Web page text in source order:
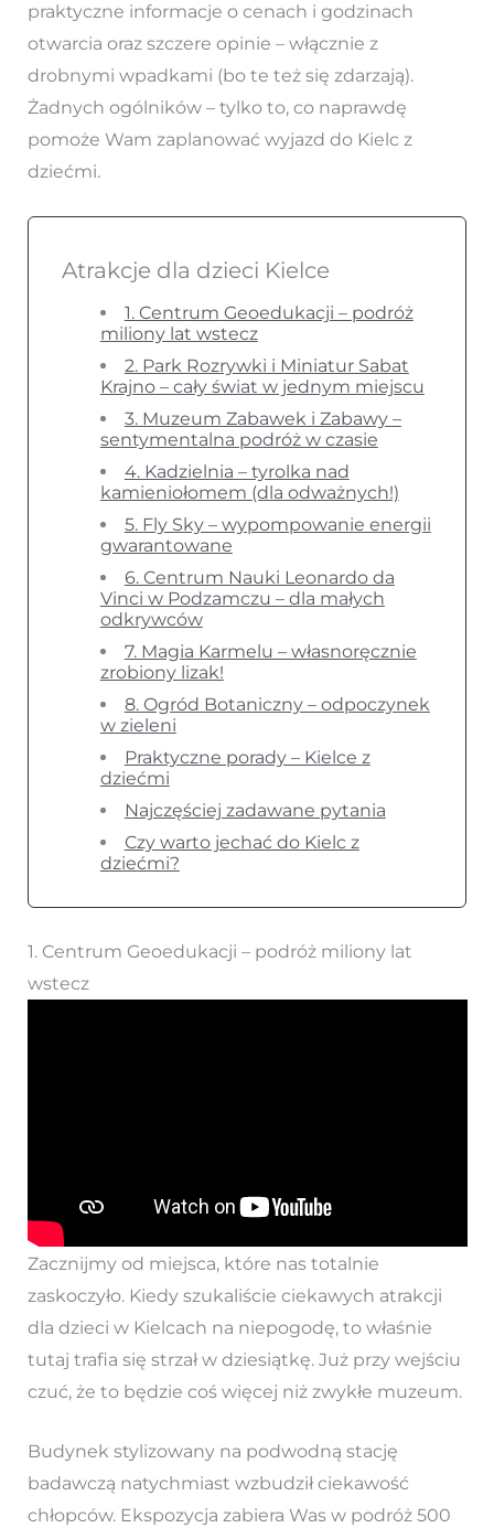
praktyczne informacje o cenach i godzinach
otwarcia oraz szczere opinie – włącznie z
drobnymi wpadkami (bo te też się zdarzają).
Żadnych ogólników – tylko to, co naprawdę
pomoże Wam zaplanować wyjazd do Kielc z
dziećmi.
Atrakcje dla dzieci Kielce
1. Centrum Geoedukacji – podróż
miliony lat wstecz
2. Park Rozrywki i Miniatur Sabat
Krajno – cały świat w jednym miejscu
3. Muzeum Zabawek i Zabawy –
sentymentalna podróż w czasie
4. Kadzielnia – tyrolka nad
kamieniołomem (dla odważnych!)
5. Fly Sky – wypompowanie energii
gwarantowane
6. Centrum Nauki Leonardo da
Vinci w Podzamczu – dla małych
odkrywców
7. Magia Karmelu – własnoręcznie
zrobiony lizak!
8. Ogród Botaniczny – odpoczynek
w zieleni
Praktyczne porady – Kielce z
dziećmi
Najczęściej zadawane pytania
Czy warto jechać do Kielc z
dziećmi?
1. Centrum Geoedukacji – podróż miliony lat
wstecz
Zacznijmy od miejsca, które nas totalnie
zaskoczyło. Kiedy szukaliście ciekawych atrakcji
dla dzieci w Kielcach na niepogodę, to właśnie
tutaj trafia się strzał w dziesiątkę. Już przy wejściu
czuć, że to będzie coś więcej niż zwykłe muzeum.
Budynek stylizowany na podwodną stację
badawczą natychmiast wzbudził ciekawość
chłopców. Ekspozycja zabiera Was w podróż 500